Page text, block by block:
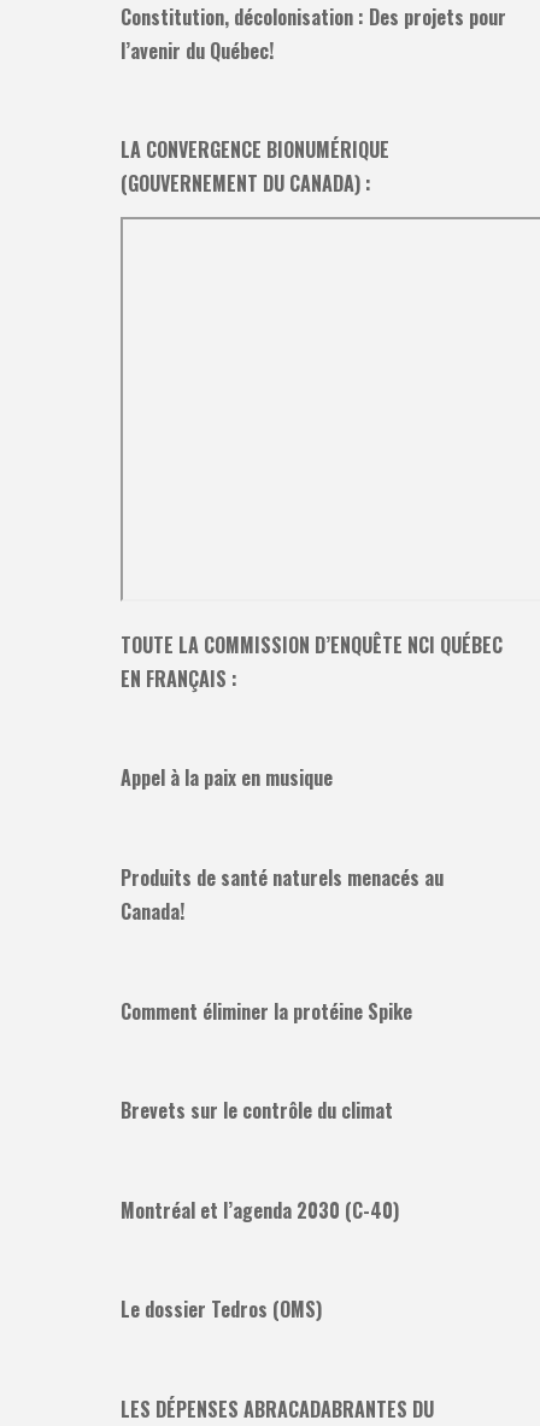
Constitution, décolonisation : Des projets pour
l’avenir du Québec!
LA CONVERGENCE BIONUMÉRIQUE
(GOUVERNEMENT DU CANADA) :
TOUTE LA COMMISSION D’ENQUÊTE NCI QUÉBEC
EN FRANÇAIS :
Appel à la paix en musique
Produits de santé naturels menacés au
Canada!
Comment éliminer la protéine Spike
Brevets sur le contrôle du climat
Montréal et l’agenda 2030 (C-40)
Le dossier Tedros (OMS)
LES DÉPENSES ABRACADABRANTES DU